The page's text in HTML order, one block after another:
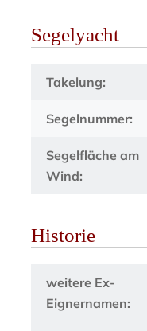
Segelyacht
Takelung:
Segelnummer:
Segelfläche am
Wind:
Historie
weitere Ex-
Eignernamen: